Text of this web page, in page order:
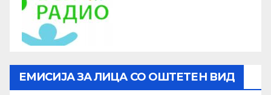
ЕМИСИЈА ЗА ЛИЦА СО ОШТЕТЕН ВИД